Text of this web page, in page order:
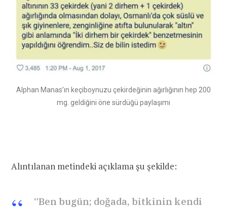
Alphan Manas’ın keçiboynuzu çekirdeğinin ağırlığının hep 200
mg. geldiğini öne sürdüğü paylaşımı
Alıntılanan metindeki açıklama şu şekilde:
“Ben bugün; doğada, bitkinin kendi